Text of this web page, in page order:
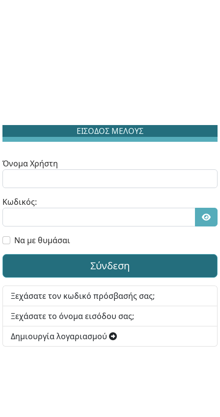
ΕΙΣΟΔΟΣ ΜΕΛΟΥΣ
Όνομα Χρήστη
Κωδικός:
Να με θυμάσαι
Σύνδεση
Ξεχάσατε τον κωδικό πρόσβασής σας;
Ξεχάσατε το όνομα εισόδου σας;
Δημιουργία λογαριασμού